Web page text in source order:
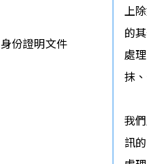
身份證明文件
上
的
處
抹
我
訊